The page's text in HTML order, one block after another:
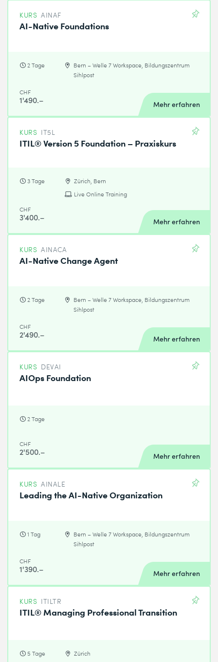
KURS AINAF
AI-Native Foundations
2 Tage
Bern – Welle 7 Workspace, Bildungszentrum
Sihlpost
CHF
1'490.– Mehr erfahren
KURS IT5L
ITIL® Version 5 Foundation – Praxiskurs
3 Tage
Zürich, Bern
Live Online Training
CHF
3'400.– Mehr erfahren
KURS AINACA
AI-Native Change Agent
2 Tage
Bern – Welle 7 Workspace, Bildungszentrum
Sihlpost
CHF
2'490.– Mehr erfahren
KURS DEVAI
AIOps Foundation
2 Tage
CHF
2'500.– Mehr erfahren
KURS AINALE
Leading the AI-Native Organization
1 Tag
Bern – Welle 7 Workspace, Bildungszentrum
Sihlpost
CHF
1'390.– Mehr erfahren
KURS ITILTR
ITIL® Managing Professional Transition
5 Tage Zürich